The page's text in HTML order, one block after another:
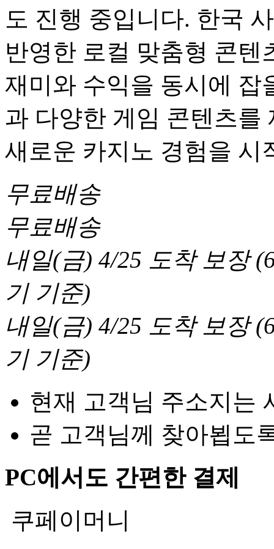
도 진행 중입니다. 한국
반영한 로컬 맞춤형 콘텐
재미와 수익을 동시에 잡
과 다양한 게임 콘텐츠를
새로운 카지노 경험을 시
무료배송
무료배송
내일(금) 4/25 도착 보장(
기 기준)
내일(금) 4/25 도착 보장(
기 기준)
현재 고객님 주소지는
곧 고객님께 찾아뵙도
PC에서도 간편한 결제
쿠페이머니